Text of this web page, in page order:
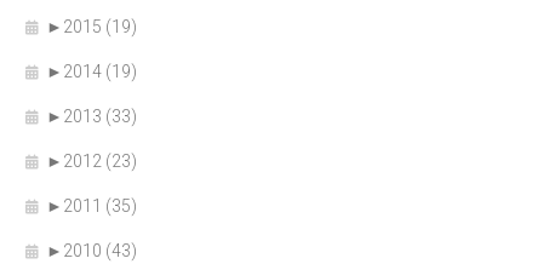
► 2015 (19)
► 2014 (19)
► 2013 (33)
► 2012 (23)
► 2011 (35)
► 2010 (43)